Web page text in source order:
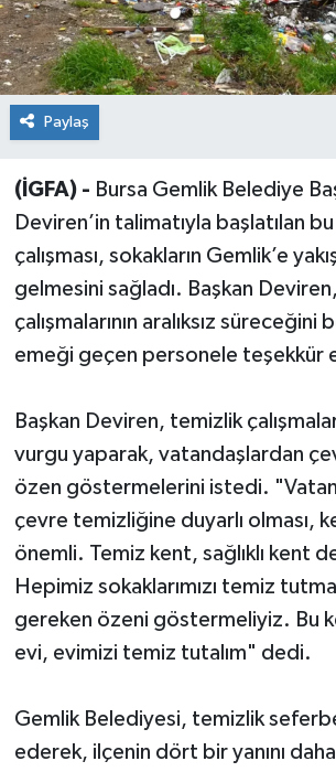
Paylaş
(İGFA) - Bursa Gemlik Belediye
Deviren’in talimatıyla başlatılan
çalışması, sokakların Gemlik’e
gelmesini sağladı. Başkan
çalışmalarının aralıksız süreceğini
emeği geçen personele teşekkür
Başkan Deviren, temizlik
vurgu yaparak, vatandaşlardan
özen göstermelerini istedi.
çevre temizliğine duyarlı olması,
önemli. Temiz kent, sağlıklı kent
Hepimiz sokaklarımızı temiz
gereken özeni göstermeliyiz. Bu
evi, evimizi temiz tutalım" dedi.
Gemlik Belediyesi, temizlik
ederek, ilçenin dört bir yanını